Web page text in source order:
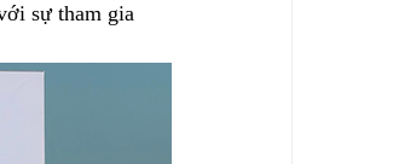
sự tham gia